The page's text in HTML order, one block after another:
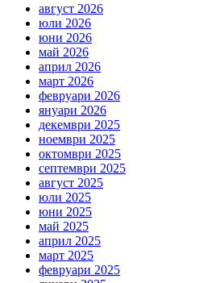
август 2026
юли 2026
юни 2026
май 2026
април 2026
март 2026
февруари 2026
януари 2026
декември 2025
ноември 2025
октомври 2025
септември 2025
август 2025
юли 2025
юни 2025
май 2025
април 2025
март 2025
февруари 2025